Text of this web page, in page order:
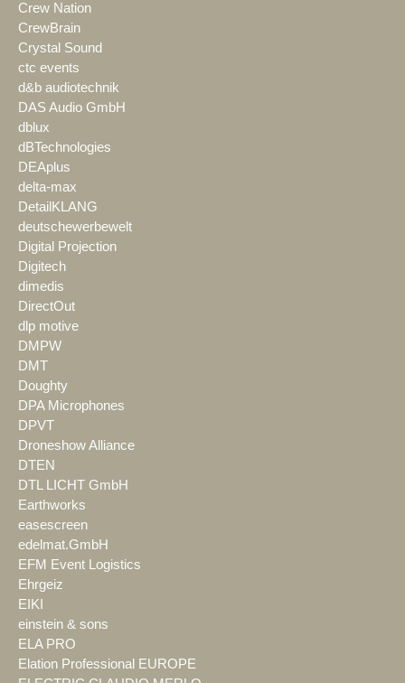
Crew Nation
CrewBrain
Crystal Sound
ctc events
d&b audiotechnik
DAS Audio GmbH
dblux
dBTechnologies
DEAplus
delta-max
DetailKLANG
deutschewerbewelt
Digital Projection
Digitech
dimedis
DirectOut
dlp motive
DMPW
DMT
Doughty
DPA Microphones
DPVT
Droneshow Alliance
DTEN
DTL LICHT GmbH
Earthworks
easescreen
edelmat.GmbH
EFM Event Logistics
Ehrgeiz
EIKI
einstein & sons
ELA PRO
Elation Professional EUROPE